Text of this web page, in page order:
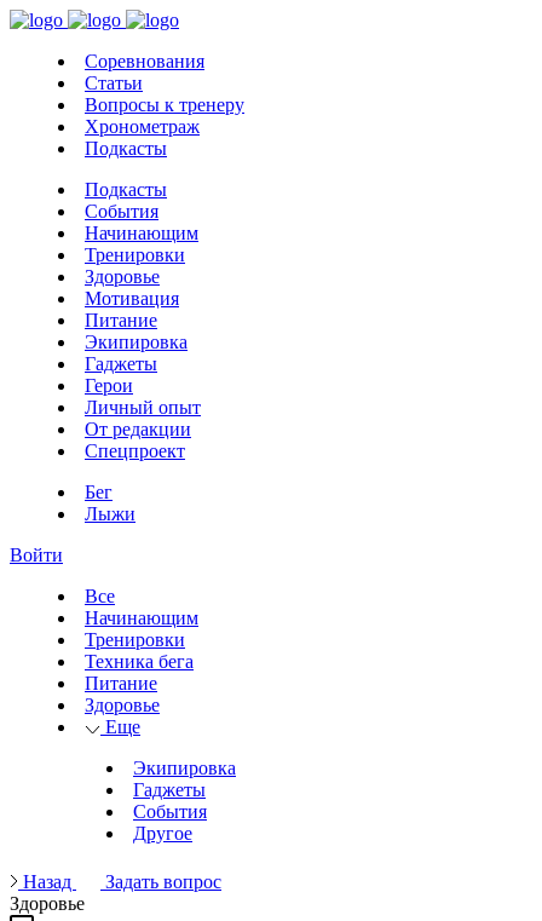
Соревнования
Статьи
Вопросы к тренеру
Хронометраж
Подкасты
Подкасты
События
Начинающим
Тренировки
Здоровье
Мотивация
Питание
Экипировка
Гаджеты
Герои
Личный опыт
От редакции
Спецпроект
Бег
Лыжи
Войти
Все
Начинающим
Тренировки
Техника бега
Питание
Здоровье
Еще
Экипировка
Гаджеты
События
Другое
Назад
Задать вопрос
Здоровье